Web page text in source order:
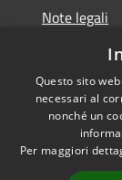
Note legali
Accessibilità
Questo sito
necessari al
nonché un
Per maggiori